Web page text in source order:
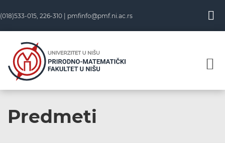
(018)533-015, 226-310 | pmfinfo@pmf.ni.ac.rs
Predmeti